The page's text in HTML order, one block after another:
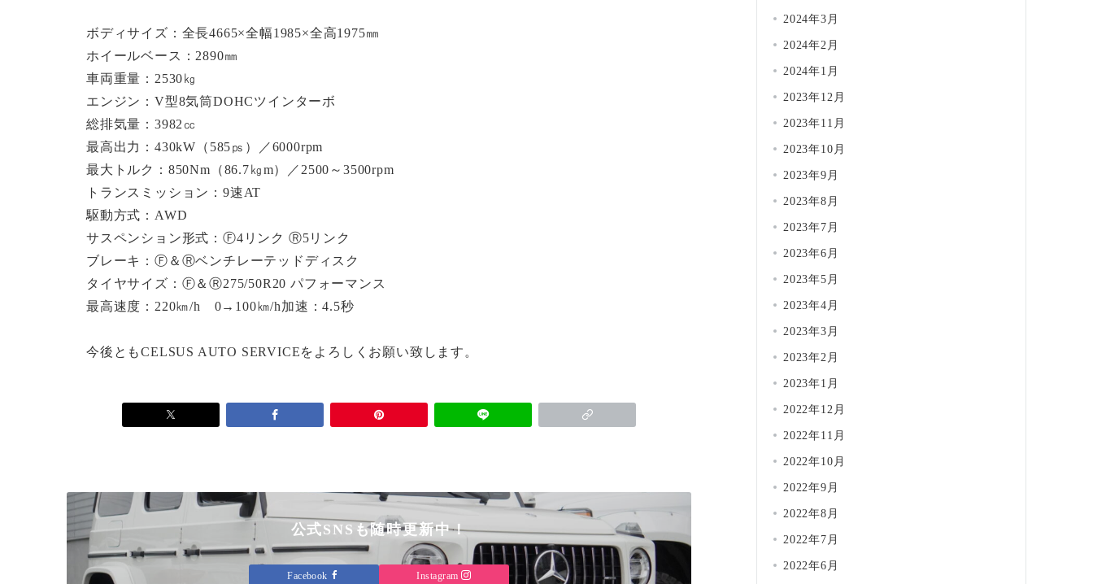
ボディサイズ：全長4665×全幅1985×全高1975㎜
ホイールベース：2890㎜
車両重量：2530㎏
エンジン：V型8気筒DOHCツインターボ
総排気量：3982㏄
最高出力：430kW（585㎰）／6000rpm
最大トルク：850Nm（86.7㎏m）／2500～3500rpm
トランスミッション：9速AT
駆動方式：AWD
サスペンション形式：Ⓕ4リンク Ⓡ5リンク
ブレーキ：Ⓕ＆Ⓡベンチレーテッドディスク
タイヤサイズ：Ⓕ＆Ⓡ275/50R20 パフォーマンス
最高速度：220㎞/h 0→100㎞/h加速：4.5秒
今後ともCELSUS AUTO SERVICEをよろしくお願い致します。
公式SNSも随時更新中！
Facebook Instagram
2024年3月
2024年2月
2024年1月
2023年12月
2023年11月
2023年10月
2023年9月
2023年8月
2023年7月
2023年6月
2023年5月
2023年4月
2023年3月
2023年2月
2023年1月
2022年12月
2022年11月
2022年10月
2022年9月
2022年8月
2022年7月
2022年6月